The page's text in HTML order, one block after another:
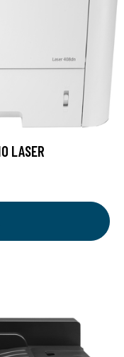
LASER